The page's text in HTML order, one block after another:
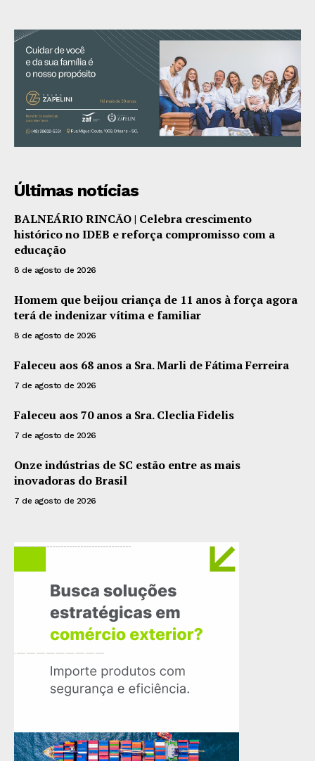
Últimas notícias
BALNEÁRIO RINCÃO | Celebra crescimento
histórico no IDEB e reforça compromisso com a
educação
8 de agosto de 2026
Homem que beijou criança de 11 anos à força agora
terá de indenizar vítima e familiar
8 de agosto de 2026
Faleceu aos 68 anos a Sra. Marli de Fátima Ferreira
7 de agosto de 2026
Faleceu aos 70 anos a Sra. Cleclia Fidelis
7 de agosto de 2026
Onze indústrias de SC estão entre as mais
inovadoras do Brasil
7 de agosto de 2026